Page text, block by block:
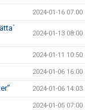
2024-01-16 07:00
2024-01-13 08:00
2024-01-11 10:50
2024-01-06 16:00
2024-01-06 14:03
2024-01-05 07:00